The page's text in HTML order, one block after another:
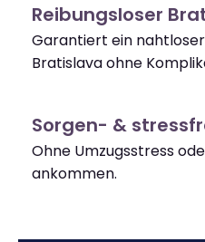
Reibungsloser
Garantiert ein
Bratislava ohne
Sorgen- &
Ohne Umzugsstress
ankommen.